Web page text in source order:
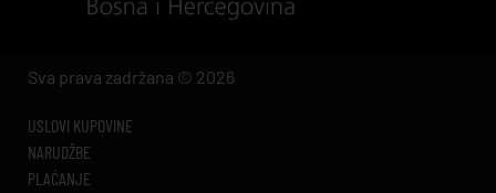
Sva prava zadržana © 2026
USLOVI KUPOVINE
NARUDŽBE
PLAĆANJE